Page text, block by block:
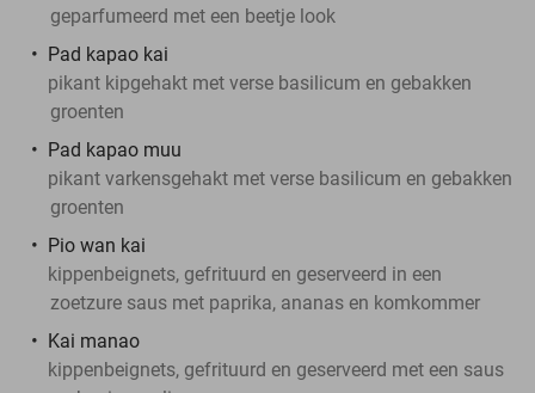
geparfumeerd met een beetje look
Pad kapao kai
pikant kipgehakt met verse basilicum en gebakken
groenten
Pad kapao muu
pikant varkensgehakt met verse basilicum en gebakken
groenten
Pio wan kai
kippenbeignets, gefrituurd en geserveerd in een
zoetzure saus met paprika, ananas en komkommer
Kai manao
kippenbeignets, gefrituurd en geserveerd met een saus